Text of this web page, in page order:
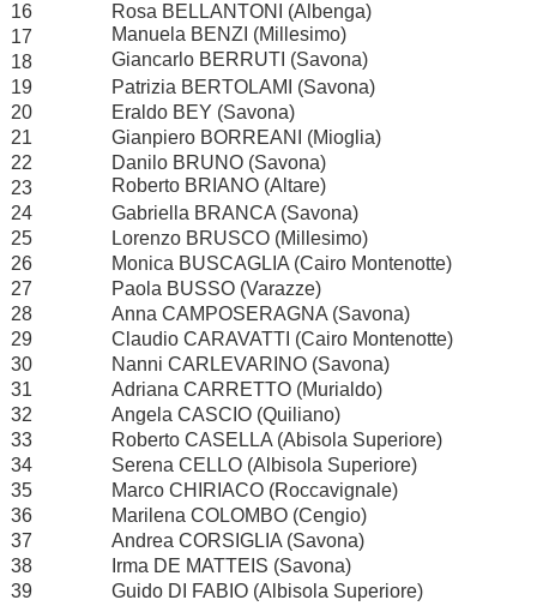
16
Rosa BELLANTONI (Albenga)
17
Manuela BENZI (Millesimo)
18
Giancarlo BERRUTI (Savona)
19
Patrizia BERTOLAMI (Savona)
20
Eraldo BEY (Savona)
21
Gianpiero BORREANI (Mioglia)
22
Danilo BRUNO (Savona)
23
Roberto BRIANO (Altare)
24
Gabriella BRANCA (Savona)
25
Lorenzo BRUSCO (Millesimo)
26
Monica BUSCAGLIA (Cairo Montenotte)
27
Paola BUSSO (Varazze)
28
Anna CAMPOSERAGNA (Savona)
29
Claudio CARAVATTI (Cairo Montenotte)
30
Nanni CARLEVARINO (Savona)
31
Adriana CARRETTO (Murialdo)
32
Angela CASCIO (Quiliano)
33
Roberto CASELLA (Abisola Superiore)
34
Serena CELLO (Albisola Superiore)
35
Marco CHIRIACO (Roccavignale)
36
Marilena COLOMBO (Cengio)
37
Andrea CORSIGLIA (Savona)
38
Irma DE MATTEIS (Savona)
39
Guido DI FABIO (Albisola Superiore)